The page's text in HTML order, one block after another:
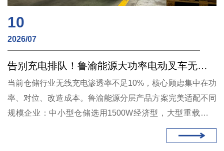
10
2026/07
告别充电排队！鲁渝能源大功率电动叉车无线充电，打通仓储7×24小时无人闭环
当前仓储行业无线充电渗透率不足10%，核心顾虑集中在功
率、对位、改造成本。鲁渝能源分层产品方案完美适配不同
规模企业：中小型仓储选用1500W经济型，大型重载物流
中心配置4500W/6000W大功率快充机型。作为覆盖AGV、
无人车、矿山、畜牧等300+客户的全场景工业无线充电供